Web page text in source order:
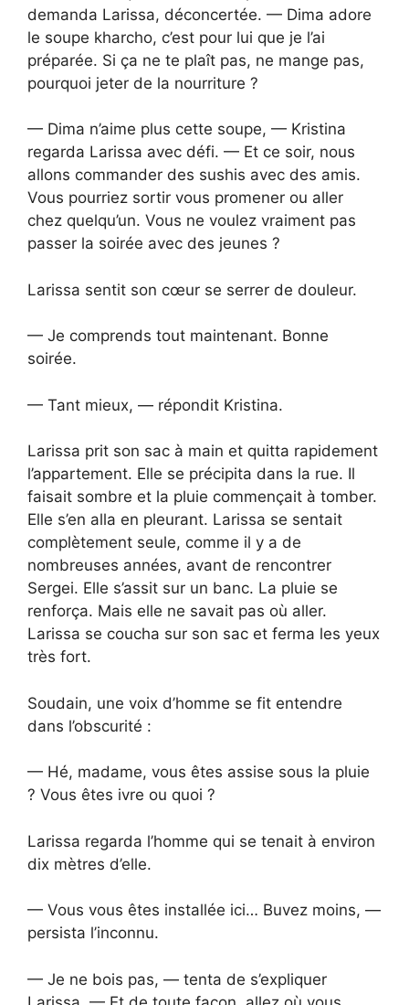
demanda Larissa, déconcertée. — Dima adore
le soupe kharcho, c’est pour lui que je l’ai
préparée. Si ça ne te plaît pas, ne mange pas,
pourquoi jeter de la nourriture ?
— Dima n’aime plus cette soupe, — Kristina
regarda Larissa avec défi. — Et ce soir, nous
allons commander des sushis avec des amis.
Vous pourriez sortir vous promener ou aller
chez quelqu’un. Vous ne voulez vraiment pas
passer la soirée avec des jeunes ?
Larissa sentit son cœur se serrer de douleur.
— Je comprends tout maintenant. Bonne
soirée.
— Tant mieux, — répondit Kristina.
Larissa prit son sac à main et quitta rapidement
l’appartement. Elle se précipita dans la rue. Il
faisait sombre et la pluie commençait à tomber.
Elle s’en alla en pleurant. Larissa se sentait
complètement seule, comme il y a de
nombreuses années, avant de rencontrer
Sergei. Elle s’assit sur un banc. La pluie se
renforça. Mais elle ne savait pas où aller.
Larissa se coucha sur son sac et ferma les yeux
très fort.
Soudain, une voix d’homme se fit entendre
dans l’obscurité :
— Hé, madame, vous êtes assise sous la pluie
? Vous êtes ivre ou quoi ?
Larissa regarda l’homme qui se tenait à environ
dix mètres d’elle.
— Vous vous êtes installée ici… Buvez moins, —
persista l’inconnu.
— Je ne bois pas, — tenta de s’expliquer